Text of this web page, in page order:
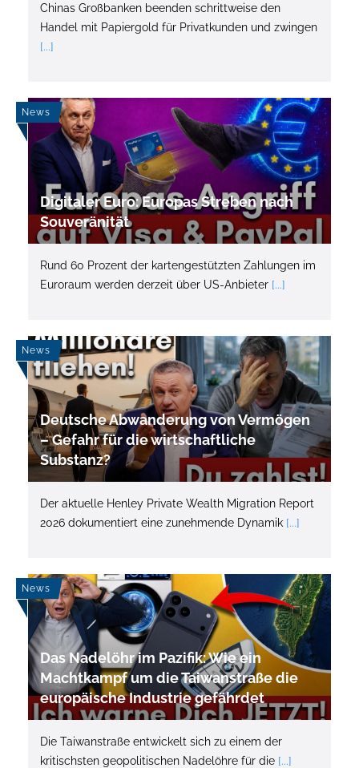
Chinas Großbanken beenden schrittweise den
Handel mit Papiergold für Privatkunden und zwingen
[...]
News
Digitaler Euro: Europas Streben nach
Souveränität
Rund 60 Prozent der kartengestützten Zahlungen im
Euroraum werden derzeit über US-Anbieter [...]
News
Deutsche Abwanderung von Vermögen
– Gefahr für die wirtschaftliche
Substanz?
Der aktuelle Henley Private Wealth Migration Report
2026 dokumentiert eine zunehmende Dynamik [...]
News
Das Nadelöhr im Pazifik: Wie ein
Machtkampf um die Taiwanstraße die
europäische Industrie gefährdet
Die Taiwanstraße entwickelt sich zu einem der
kritischsten geopolitischen Nadelöhre für die [...]